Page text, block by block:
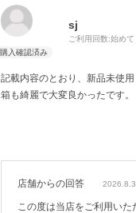
sj
ご利用回数:始めて
記載内容のとおり、新品未使用
箱も綺麗で大変良かったです。
店舗からの回答 2026.8.3
この度は当店をご利用いた